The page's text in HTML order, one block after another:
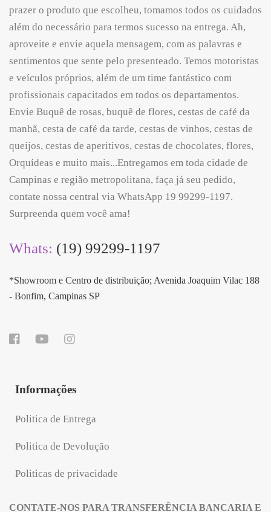
prazer o produto que escolheu, tomamos todos os cuidados
além do necessário para termos sucesso na entrega. Ah,
aproveite e envie aquela mensagem, com as palavras e
sentimentos que sente pelo presenteado. Temos motoristas
e veículos próprios, além de um time fantástico com
profissionais capacitados em todos os departamentos.
Envie Buquê de rosas, buquê de flores, cestas de café da
manhã, cesta de café da tarde, cestas de vinhos, cestas de
queijos, cestas de aperitivos, cestas de chocolates, flores,
Orquídeas e muito mais...Entregamos em toda cidade de
Campinas e região metropolitana, faça já seu pedido,
contate nossa central via WhatsApp 19 99299-1197.
Surpreenda quem você ama!
Whats: (19) 99299-1197
*Showroom e Centro de distribuição; Avenida Joaquim Vilac 188
- Bonfim, Campinas SP
Informações
Politica de Entrega
Politica de Devolução
Politicas de privacidade
CONTATE-NOS PARA TRANSFERÊNCIA BANCARIA E